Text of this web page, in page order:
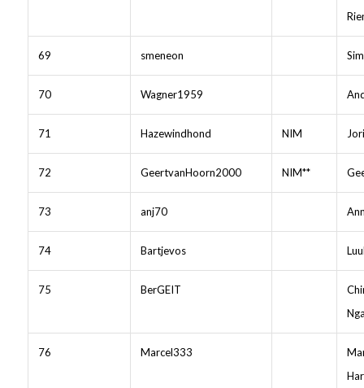
69 smeneon
70 Wagner1959
71 Hazewindhond NIM
72 GeertvanHoorn2000 NIM**
73 anj70
74 Bartjevos
75 BerGEIT
76 Marcel333